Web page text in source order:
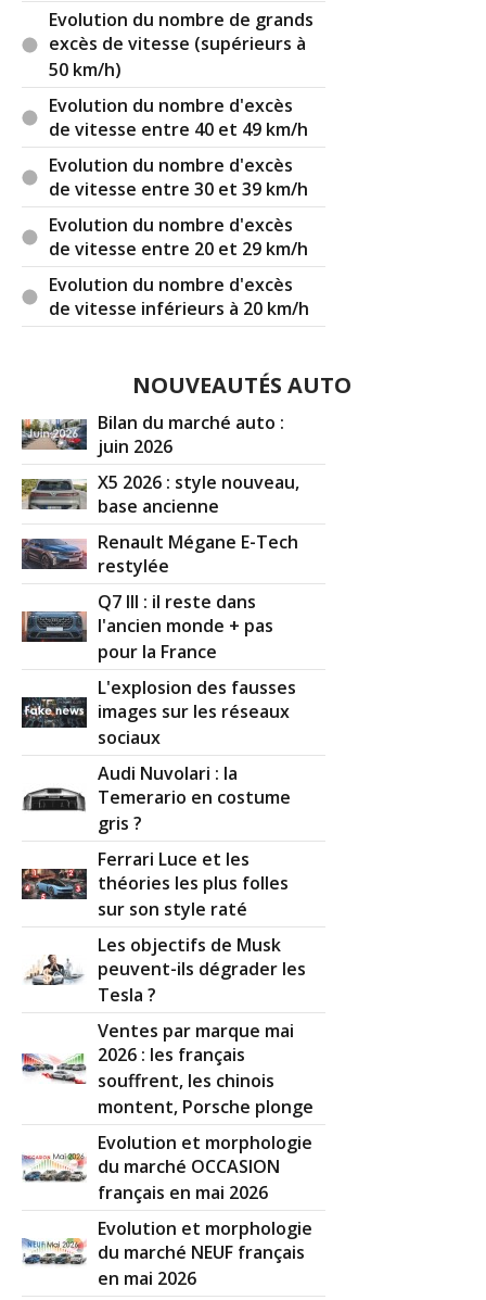
Evolution du nombre de grands
excès de vitesse (supérieurs à
50 km/h)
Evolution du nombre d'excès
de vitesse entre 40 et 49 km/h
Evolution du nombre d'excès
de vitesse entre 30 et 39 km/h
Evolution du nombre d'excès
de vitesse entre 20 et 29 km/h
Evolution du nombre d'excès
de vitesse inférieurs à 20 km/h
NOUVEAUTÉS AUTO
Bilan du marché auto :
juin 2026
X5 2026 : style nouveau,
base ancienne
Renault Mégane E-Tech
restylée
Q7 III : il reste dans
l'ancien monde + pas
pour la France
L'explosion des fausses
images sur les réseaux
sociaux
Audi Nuvolari : la
Temerario en costume
gris ?
Ferrari Luce et les
théories les plus folles
sur son style raté
Les objectifs de Musk
peuvent-ils dégrader les
Tesla ?
Ventes par marque mai
2026 : les français
souffrent, les chinois
montent, Porsche plonge
Evolution et morphologie
du marché OCCASION
français en mai 2026
Evolution et morphologie
du marché NEUF français
en mai 2026